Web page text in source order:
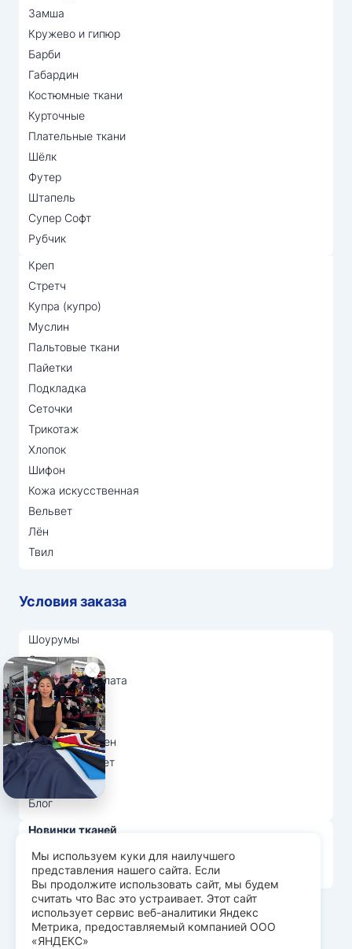
Замша
Кружево и гипюр
Барби
Габардин
Костюмные ткани
Курточные
Плательные ткани
Шёлк
Футер
Штапель
Супер Софт
Рубчик
Креп
Стретч
Купра (купро)
Муслин
Пальтовые ткани
Пайетки
Подкладка
Сеточки
Трикотаж
Хлопок
Шифон
Кожа искусственная
Вельвет
Лён
Твил
Условия заказа
Шоурумы
Отзывы
Доставка и оплата
О нас
Вопрос-ответ
Возврат и обмен
Личный кабинет
Ткани оптом
Блог
Новинки тканей
Распродажа тканей
Лидеры продаж
© Арт Текс — продажа тканей оптом, 2026
Пользовательское соглашение
Мы используем куки для наилучшего
представления нашего сайта. Если
Вы продолжите использовать сайт, мы будем
считать что Вас это устраивает. Этот сайт
использует сервис веб-аналитики Яндекс
Метрика, предоставляемый компанией ООО
«ЯНДЕКС»